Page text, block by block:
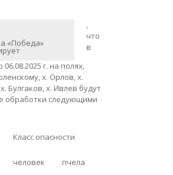
«Победа»
,
что
в
06.08.2025 г. на полях,
х. Орлов, х.
Булгаков, х. Ивлев будут
обработки следующими
Класс опасности
человек
пчела